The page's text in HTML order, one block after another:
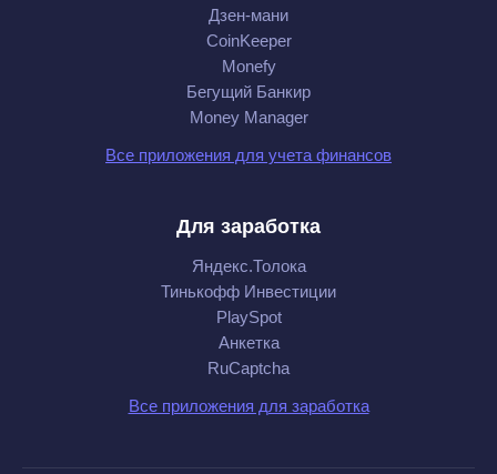
Дзен-мани
CoinKeeper
Monefy
Бегущий Банкир
Money Manager
Все приложения для учета финансов
Для заработка
Яндекс.Толока
Тинькофф Инвестиции
PlaySpot
Анкетка
RuCaptcha
Все приложения для заработка